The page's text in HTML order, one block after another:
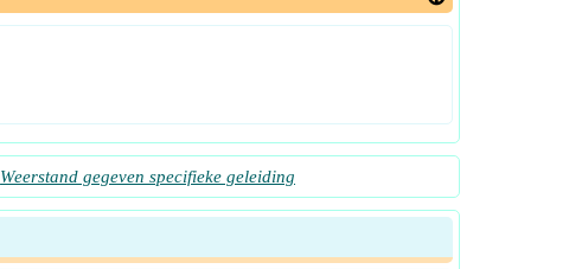
Weerstand gegeven specifieke geleiding